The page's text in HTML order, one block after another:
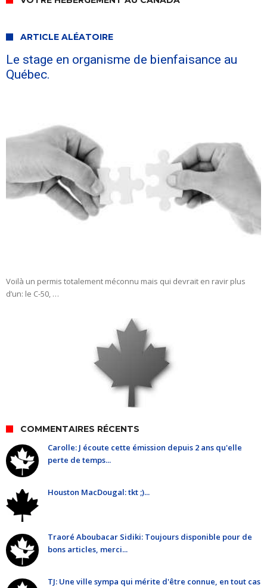
ARTICLE ALÉATOIRE
Le stage en organisme de bienfaisance au
Québec.
Voilà un permis totalement méconnu mais qui devrait en ravir plus
d’un: le C-50, …
COMMENTAIRES RÉCENTS
Carolle: J écoute cette émission depuis 2 ans qu'elle
perte de temps...
Houston MacDougal: tkt ;)...
Traoré Aboubacar Sidiki: Toujours disponible pour de
bons articles, merci...
TJ: Une ville sympa qui mérite d'être connue, en tout cas